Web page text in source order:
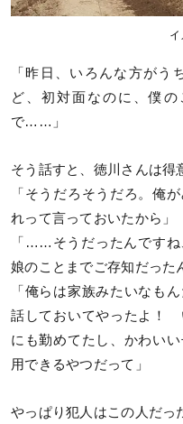
イ
「昨日、いろんな方がう
ど、初対面なのに、僕
で……」
そう話すと、徳川さんは得
「そうだろそうだろ。俺
れって言っておいたから」
「……そうだったんですね
娘のことまでご存知だった
「俺らは家族みたいなも
話しておいてやったよ！
にも勤めてたし、かわい
用できるやつだって」
やっぱり犯人はこの人だ